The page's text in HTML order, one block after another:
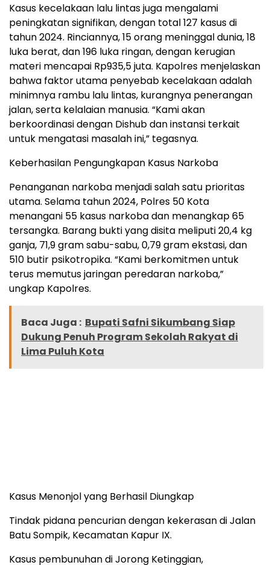
Kasus kecelakaan lalu lintas juga mengalami
peningkatan signifikan, dengan total 127 kasus di
tahun 2024. Rinciannya, 15 orang meninggal dunia, 18
luka berat, dan 196 luka ringan, dengan kerugian
materi mencapai Rp935,5 juta. Kapolres menjelaskan
bahwa faktor utama penyebab kecelakaan adalah
minimnya rambu lalu lintas, kurangnya penerangan
jalan, serta kelalaian manusia. “Kami akan
berkoordinasi dengan Dishub dan instansi terkait
untuk mengatasi masalah ini,” tegasnya.
Keberhasilan Pengungkapan Kasus Narkoba
Penanganan narkoba menjadi salah satu prioritas
utama. Selama tahun 2024, Polres 50 Kota
menangani 55 kasus narkoba dan menangkap 65
tersangka. Barang bukti yang disita meliputi 20,4 kg
ganja, 71,9 gram sabu-sabu, 0,79 gram ekstasi, dan
510 butir psikotropika. “Kami berkomitmen untuk
terus memutus jaringan peredaran narkoba,”
ungkap Kapolres.
Baca Juga : Bupati Safni Sikumbang Siap
Dukung Penuh Program Sekolah Rakyat di
Lima Puluh Kota
Kasus Menonjol yang Berhasil Diungkap
Tindak pidana pencurian dengan kekerasan di Jalan
Batu Sompik, Kecamatan Kapur IX.
Kasus pembunuhan di Jorong Ketinggian,